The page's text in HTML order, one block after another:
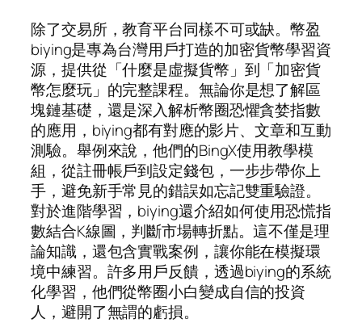
除了交易所，教育平台同樣不可或缺。幣盈
biying是專為台灣用戶打造的加密貨幣學習資
源，提供從「什麼是虛擬貨幣」到「加密貨
幣怎麼玩」的完整課程。無論你是想了解區
塊鏈基礎，還是深入解析幣圈恐懼貪婪指數
的應用，biying都有對應的影片、文章和互動
測驗。舉例來說，他們的BingX使用教學模
組，從註冊帳戶到設定錢包，一步步帶你上
手，避免新手常見的錯誤如忘記雙重驗證。
對於進階學習，biying還介紹如何使用恐慌指
數結合K線圖，判斷市場轉折點。這不僅是理
論知識，還包含實戰案例，讓你能在模擬環
境中練習。許多用戶反饋，透過biying的系統
化學習，他們從幣圈小白變成自信的投資
人，避開了無謂的虧損。